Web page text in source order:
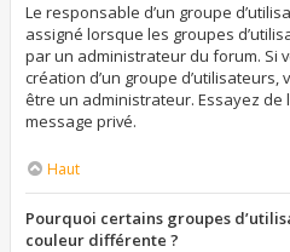
Le responsable d’un groupe
assigné lorsque les groupes
par un administrateur du forum. Si
création d’un groupe
être un administrateur. Essayez de
message privé.
Haut
Pourquoi certains groupes
couleur différente ?